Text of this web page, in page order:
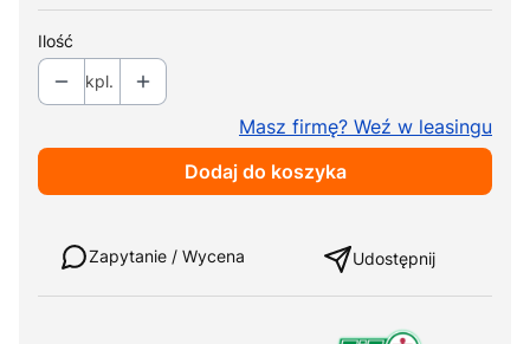
Ilość
kpl.
Masz firmę? Weź w leasingu
Dodaj do koszyka
Zapytanie / Wycena Udostępnij